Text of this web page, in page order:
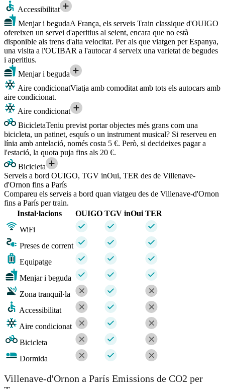
Accessibilitat
Menjar i begudaA França, els serveis Train classique d'OUIGO
ofereixen un servei d'aperitius al seient, encara que no està
disponible als trens d'alta velocitat. Per als que viatgen per Espanya,
una visita a l'OUIBAR a l'autocar 4 serveix una varietat de begudes
i aperitius.
Menjar i beguda
Aire condicionatViatja amb comoditat amb tots els autocars amb
aire condicionat.
Aire condicionat
BicicletaTeniu previst portar objectes més grans com una
bicicleta, un patinet, esquís o un instrument musical? Si reserveu en
línia amb antelació, només costa 5 €. Però, si decideixes pagar a
l'estació, la quota puja fins als 20 €.
Bicicleta
Serveis a bord OUIGO, TGV inOui, TER des de Villenave-
d'Ornon fins a París
Compareu els serveis a bord quan viatgeu des de Villenave-d'Ornon
fins a París per train.
Instal·lacions
OUIGO TGV inOui TER
WiFi
Preses de corrent
Equipatge
Menjar i beguda
Zona tranquil·la
Accessibilitat
Aire condicionat
Bicicleta
Dormida
Villenave-d'Ornon a París Emissions de CO2 per